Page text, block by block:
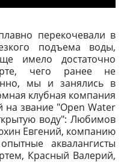
перекочевали в
подъема воды,
имело достаточно
чего ранее не
мы и занялись в
клубная компания
на звание "Open Water
воду": Любимов
Евгений, компанию
аквалангисты
Красный Валерий,